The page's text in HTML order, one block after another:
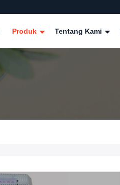
Produk Tentang Kami